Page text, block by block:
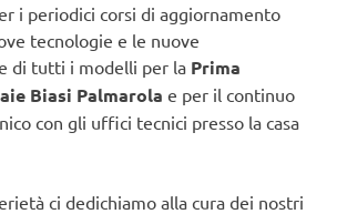
i periodici corsi di aggiornamento
tecnologie e le nuove
di tutti i modelli per la Prima
Biasi Palmarola e per il continuo
con gli uffici tecnici presso la casa
ci dedichiamo alla cura dei nostri